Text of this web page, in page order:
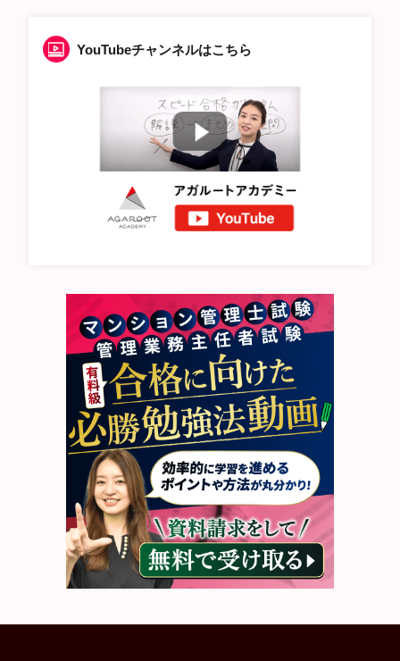
YouTubeチャンネルはこちら